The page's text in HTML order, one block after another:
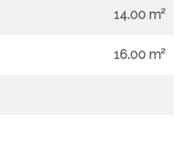
14.00 m²
16.00 m²